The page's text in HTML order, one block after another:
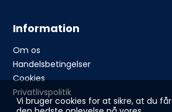
Vi bruger cookies for at sikre, at du får
Information
Om os
Handelsbetingelser
Cookies
Privatlivspolitik